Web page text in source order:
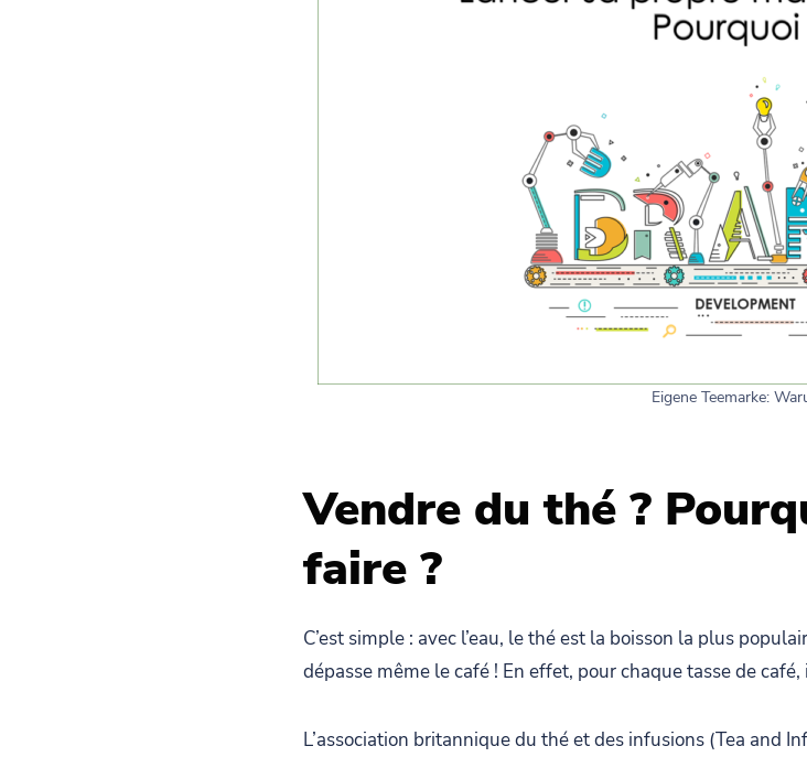
Eigene Teemarke:
Vendre du thé ?
faire ?
C’est simple : avec l’eau, le thé est la boisson la plus
dépasse même le café ! En effet, pour chaque tasse de
L’association britannique du thé et des infusions (Tea and